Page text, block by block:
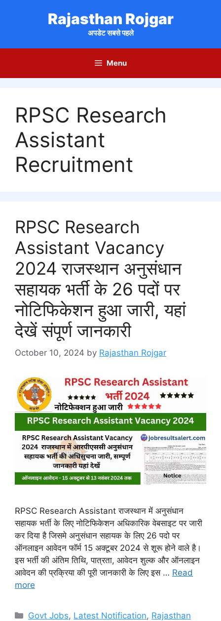
Rajasthan Rojgar
अपडेट सबसे पहले
Menu
RPSC Research
Assistant
Recruitment
RPSC Research
Assistant Vacancy
2024 राजस्थान अनुसंधान
सहायक भर्ती के 26 पदों पर
नोटिफिकेशन हुआ जारी, यहां
देखें संपूर्ण जानकारी
October 10, 2024 by Rajasthan Rojgar
RPSC Research Assistant राजस्थान में अनुसंधान
सहायक भर्ती के लिए नोटिफिकेशन अधिकारिक वेबसाइट पर जारी
कर दिया है जिसमे अनुसंधान सहायक के लिए 26 पदो पर
ऑनलाइन आवेदन फॉर्म 15 अक्टूबर 2024 से शूरू होने वाले है।
इस भर्ती की अंतिम तिथि, पात्रता, आवेदन शुल्क और ऑनलाइन
आवेदन की प्रक्रिया की पूरी जानकारी के लिए इस … Read
more
Categories
Govt Jobs, Latest Notification, Rajasthan